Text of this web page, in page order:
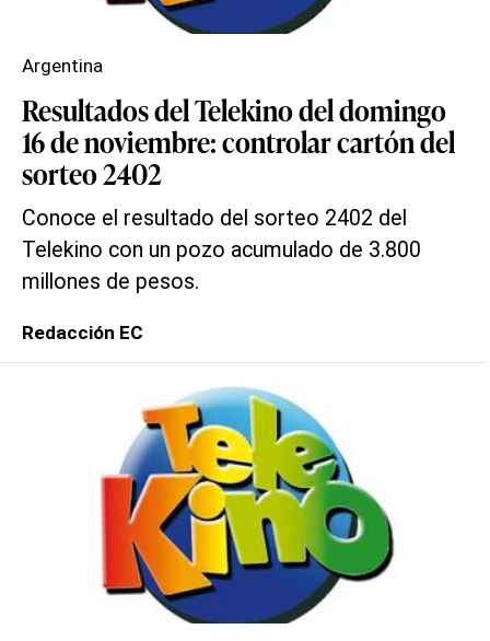
Resultados del Telekino del domingo
16 de noviembre: controlar cartón del
sorteo 2402
Conoce el resultado del sorteo 2402 del
Telekino con un pozo acumulado de 3.800
millones de pesos.
Argentina
Redacción EC